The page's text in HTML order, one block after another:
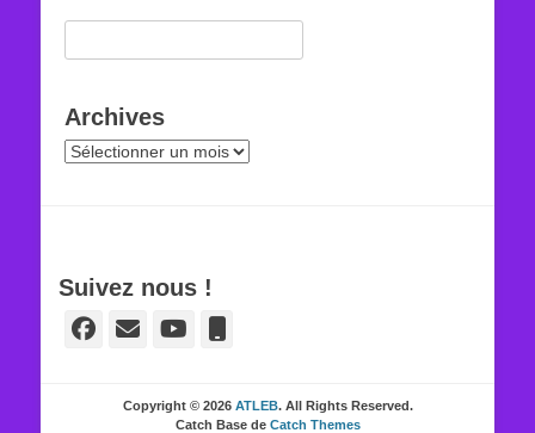
Archives
Archives
Suivez nous !
Facebook
E-
Copyright © 2026 ATLEB. All Rights Reserved.
Catch Base de Catch Themes